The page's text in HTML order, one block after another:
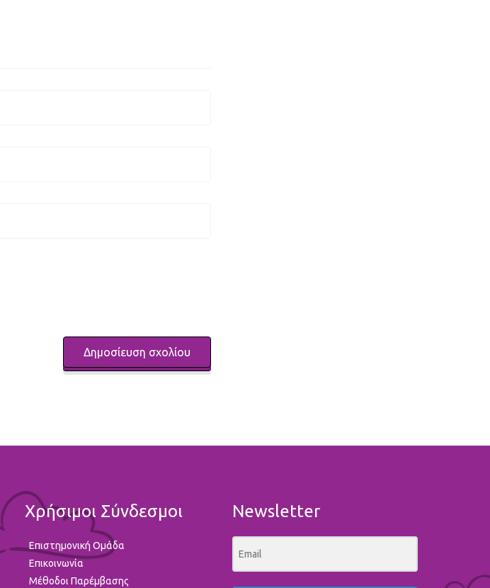
Χρήσιμοι Σύνδεσμοι
Επιστημονική Ομάδα
Επικοινωνία
Μέθοδοι Παρέμβασης
Newsletter